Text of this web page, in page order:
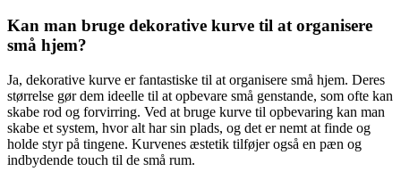
Kan man bruge dekorative kurve til at organisere
små hjem?
Ja, dekorative kurve er fantastiske til at organisere små hjem. Deres
størrelse gør dem ideelle til at opbevare små genstande, som ofte kan
skabe rod og forvirring. Ved at bruge kurve til opbevaring kan man
skabe et system, hvor alt har sin plads, og det er nemt at finde og
holde styr på tingene. Kurvenes æstetik tilføjer også en pæn og
indbydende touch til de små rum.